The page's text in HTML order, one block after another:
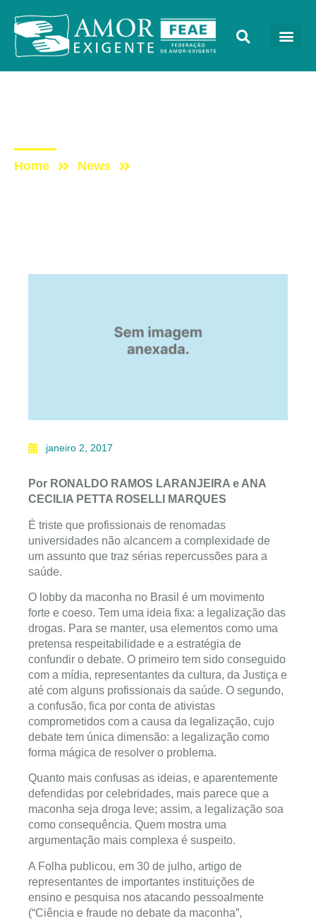
Home News
janeiro 2, 2017
Por RONALDO RAMOS LARANJEIRA e ANA
CECILIA PETTA ROSELLI MARQUES
É triste que profissionais de renomadas
universidades não alcancem a complexidade de
um assunto que traz sérias repercussões para a
saúde.
O lobby da maconha no Brasil é um movimento
forte e coeso. Tem uma ideia fixa: a legalização das
drogas. Para se manter, usa elementos como uma
pretensa respeitabilidade e a estratégia de
confundir o debate. O primeiro tem sido conseguido
com a mídia, representantes da cultura, da Justiça e
até com alguns profissionais da saúde. O segundo,
a confusão, fica por conta de ativistas
comprometidos com a causa da legalização, cujo
debate tem única dimensão: a legalização como
forma mágica de resolver o problema.
Quanto mais confusas as ideias, e aparentemente
defendidas por celebridades, mais parece que a
maconha seja droga leve; assim, a legalização soa
como consequência. Quem mostra uma
argumentação mais complexa é suspeito.
A Folha publicou, em 30 de julho, artigo de
representantes de importantes instituições de
ensino e pesquisa nos atacando pessoalmente
(“Ciência e fraude no debate da maconha”,